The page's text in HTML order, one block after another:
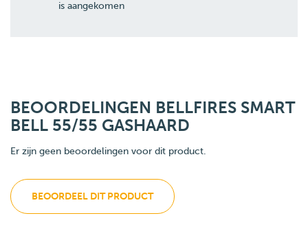
is aangekomen
BEOORDELINGEN BELLFIRES SMART
BELL 55/55 GASHAARD
Er zijn geen beoordelingen voor dit product.
BEOORDEEL DIT PRODUCT